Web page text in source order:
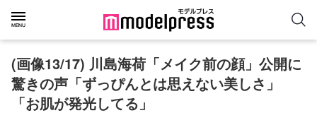
(画像13/17) 川島海荷「メイク前の顔」公開に
驚きの声「ずっぴんとは思えない美しさ」
「お肌が発光してる」